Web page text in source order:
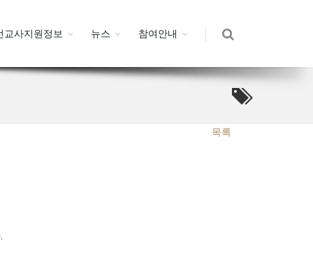
교사지원정보 뉴스 참여안내
목록